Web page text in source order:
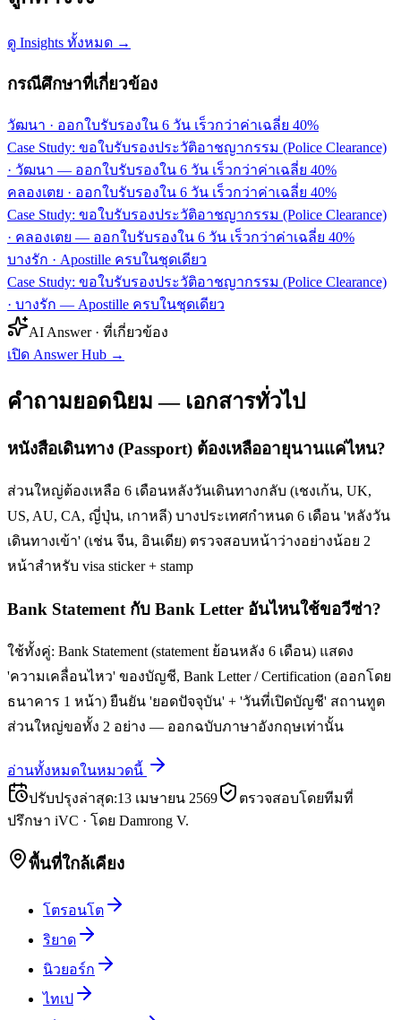
ดู Insights ทั้งหมด →
กรณีศึกษาที่เกี่ยวข้อง
วัฒนา · ออกใบรับรองใน 6 วัน เร็วกว่าค่าเฉลี่ย 40%
Case Study: ขอใบรับรองประวัติอาชญากรรม (Police Clearance)
· วัฒนา — ออกใบรับรองใน 6 วัน เร็วกว่าค่าเฉลี่ย 40%
คลองเตย · ออกใบรับรองใน 6 วัน เร็วกว่าค่าเฉลี่ย 40%
Case Study: ขอใบรับรองประวัติอาชญากรรม (Police Clearance)
· คลองเตย — ออกใบรับรองใน 6 วัน เร็วกว่าค่าเฉลี่ย 40%
บางรัก · Apostille ครบในชุดเดียว
Case Study: ขอใบรับรองประวัติอาชญากรรม (Police Clearance)
· บางรัก — Apostille ครบในชุดเดียว
AI Answer · ที่เกี่ยวข้อง
เปิด Answer Hub →
คำถามยอดนิยม — เอกสารทั่วไป
หนังสือเดินทาง (Passport) ต้องเหลืออายุนานแค่ไหน?
ส่วนใหญ่ต้องเหลือ 6 เดือนหลังวันเดินทางกลับ (เชงเก้น, UK,
US, AU, CA, ญี่ปุ่น, เกาหลี) บางประเทศกำหนด 6 เดือน 'หลังวัน
เดินทางเข้า' (เช่น จีน, อินเดีย) ตรวจสอบหน้าว่างอย่างน้อย 2
หน้าสำหรับ visa sticker + stamp
Bank Statement กับ Bank Letter อันไหนใช้ขอวีซ่า?
ใช้ทั้งคู่: Bank Statement (statement ย้อนหลัง 6 เดือน) แสดง
'ความเคลื่อนไหว' ของบัญชี, Bank Letter / Certification (ออกโดย
ธนาคาร 1 หน้า) ยืนยัน 'ยอดปัจจุบัน' + 'วันที่เปิดบัญชี' สถานทูต
ส่วนใหญ่ขอทั้ง 2 อย่าง — ออกฉบับภาษาอังกฤษเท่านั้น
อ่านทั้งหมดในหมวดนี้
ปรับปรุงล่าสุด:13 เมษายน 2569
ตรวจสอบโดยทีมที่
ปรึกษา iVC · โดย Damrong V.
พื้นที่ใกล้เคียง
โตรอนโต
ริยาด
นิวยอร์ก
ไทเป